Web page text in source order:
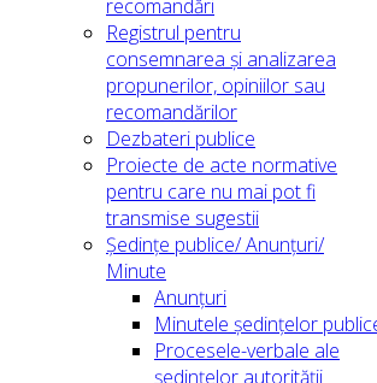
recomandări
Registrul pentru
consemnarea și analizarea
propunerilor, opiniilor sau
recomandărilor
Dezbateri publice
Proiecte de acte normative
pentru care nu mai pot fi
transmise sugestii
Ședințe publice/ Anunțuri/
Minute
Anunțuri
Minutele ședințelor
Procesele-verbale ale
ședințelor autorității